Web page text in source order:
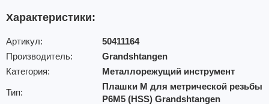
Характеристики:
Артикул:
50411164
Производитель:
Grandshtangen
Категория:
Металлорежущий инструмент
Тип:
Плашки М для метрической резьбы
Р6М5 (HSS) Grandshtangen